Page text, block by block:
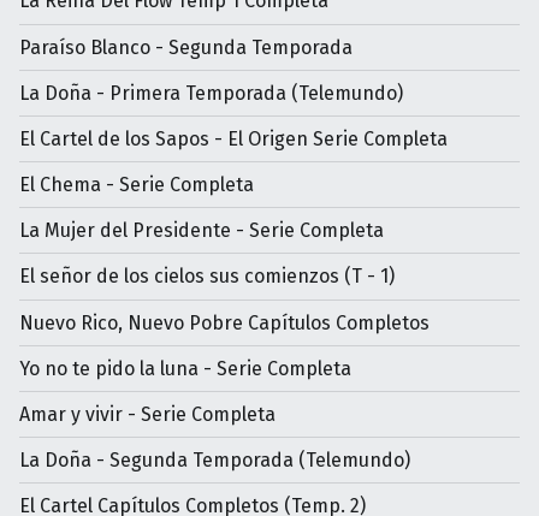
Paraíso Blanco - Segunda Temporada
La Doña - Primera Temporada (Telemundo)
El Cartel de los Sapos - El Origen Serie Completa
El Chema - Serie Completa
La Mujer del Presidente - Serie Completa
El señor de los cielos sus comienzos (T - 1)
Nuevo Rico, Nuevo Pobre Capítulos Completos
Yo no te pido la luna - Serie Completa
Amar y vivir - Serie Completa
La Doña - Segunda Temporada (Telemundo)
El Cartel Capítulos Completos (Temp. 2)